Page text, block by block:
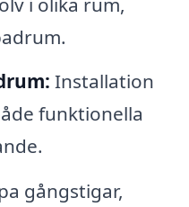
Installation
funktionella
gångstigar,